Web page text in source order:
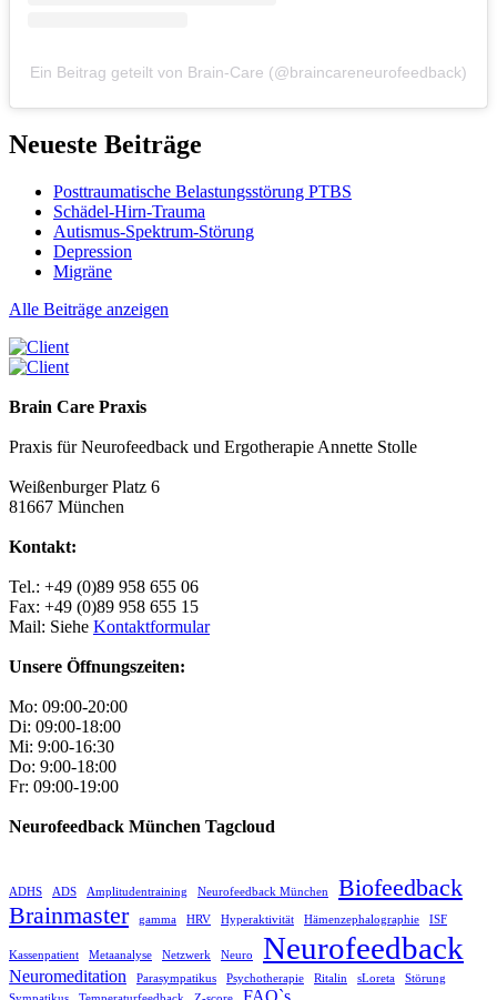
Ein Beitrag geteilt von Brain-Care (@braincareneurofeedback)
Neueste Beiträge
Posttraumatische Belastungsstörung PTBS
Schädel-Hirn-Trauma
Autismus-Spektrum-Störung
Depression
Migräne
Alle Beiträge anzeigen
Brain Care Praxis
Praxis für Neurofeedback und Ergotherapie Annette Stolle
Weißenburger Platz 6
81667 München
Kontakt:
Tel.: +49 (0)89 958 655 06
Fax: +49 (0)89 958 655 15
Mail: Siehe Kontaktformular
Unsere Öffnungszeiten:
Mo: 09:00-20:00
Di: 09:00-18:00
Mi: 9:00-16:30
Do: 9:00-18:00
Fr: 09:00-19:00
Neurofeedback München Tagcloud
ADHS ADS Amplitudentraining Neurofeedback München
Biofeedback
Brainmaster
gamma HRV Hyperaktivität Hämenzephalographie ISF
Kassenpatient Metaanalyse Netzwerk Neuro Neurofeedback
Neuromeditation Parasympatikus Psychotherapie Ritalin sLoreta
Störung